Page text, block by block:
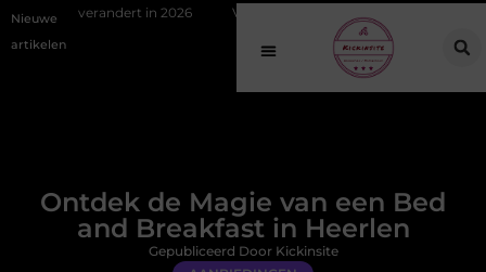
Nieuwe
artikelen
in 2026 Van het Oude Dorp tot de Gouden Driehoek: welke
Ontdek de Magie van een Bed
and Breakfast in Heerlen
Gepubliceerd Door Kickinsite